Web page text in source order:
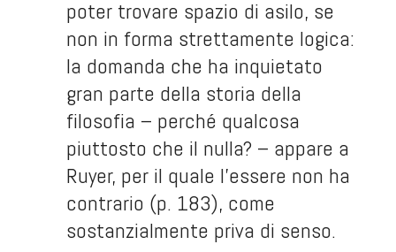
poter trovare spazio di asilo, se
non in forma strettamente logica:
la domanda che ha inquietato
gran parte della storia della
filosofia – perché qualcosa
piuttosto che il nulla? – appare a
Ruyer, per il quale l’essere non ha
contrario (p. 183), come
sostanzialmente priva di senso.